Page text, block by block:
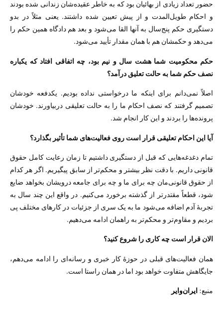
حضور تعداد زیادی از بهائیان بود که به خاطر عقیده‌شان زندانی شده بودند
و احکام طویل‌المدت و از پیش تعیین شده داشتند. یعنی مثلاً در بدو
دستگیری حکم پنج‌سال به آنها القا می‌شود و بعد هم دادگاه همین حکم را
می‌دهد و حکمشان هم با همان مقدار تأیید می‌‌شود.
حکم محکومیت شما هشت سال و نیم بود، چه اتفاقی افتاد که یکباره
نصف حکم شما به حالت تعلیق درآمد؟
اصلاً نمی‌دانم برای اینکه ما درخواستی نداده بودیم. یکدفعه خودشان
تصمیم گرفتند که نصف احکام ما را به حالت تعلیقی دربیاورند. خودشان
پرونده‌ها را بردند و این کار انجام شد.
آیا این احکام تعلیقی قرار است روی فعالیت‌های شما تأثیر بگذارد؟
تمام دغدغه‌هایی که قبل از دستگیری داشتیم تا زمان رعایت کامل حقوق
قانونی داریم. با دقت نظر بیشتر و محکم‌تر از سابق پیگیریم. اگر هر کدام
از حقوق قانونی‌مان چه برای ما و چه برای جامعه درویشان بخواهد ضایع
شود، قطعاً مقتدرتر از گذشته برخورد می‌کنیم. در واقع این چند سال به
تجربهٔ آدم اضافه می‌شود ما به یک سری از جزئیات در کارهای مختلف پی
بردیم و مقاوم‌تر و محکم‌تر به راهمان ادامه می‌دهیم.
الان قرار است چه کاری را شروع کنید؟
همان فعالیت‌های قبلی در حوزهٔ کار خبری و رسانه‌ای را ادامه می‌دهم،
جایگاهش متفاوت خواهد بود اما در همان راستا است.
منبع: ایران‌وایر